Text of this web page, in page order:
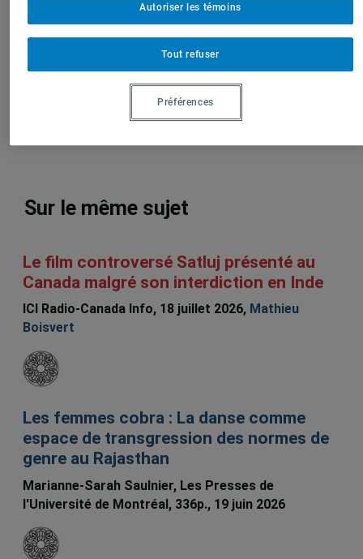
recherches sur
l’Inde, l’Asie du
Sud et sa
(CERIAS)
Sur le même sujet
Le film controversé Satluj présenté au
Canada malgré son interdiction en Inde
ICI Radio-Canada Info, 18 juillet 2026, Mathieu
Boisvert
Les femmes cobra : La danse comme
espace de transgression des normes de
genre au Rajasthan
Marianne-Sarah Saulnier, Les Presses de
l'Université de Montréal, 336p., 19 juin 2026
Tout refuser
Autoriser les témoins
Préférences